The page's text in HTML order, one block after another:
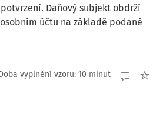
Daňový subjekt obdrží
účtu na základě podané
vyplnění vzoru: 10 minut